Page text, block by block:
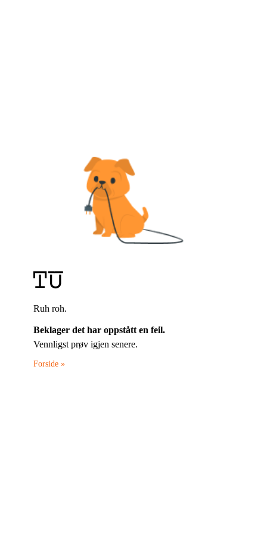
Ruh roh.
Beklager det har oppstått en feil.
Vennligst prøv igjen senere.
Forside »